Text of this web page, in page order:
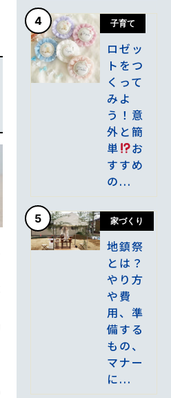
4 子育て
ロゼッ
トをつ
くって
みよ
う！意
外と簡
単
お
すすめ
の...
5 家づくり
地鎮祭
とは？
やり方
や費
用、準
備する
もの、
マナー
に...